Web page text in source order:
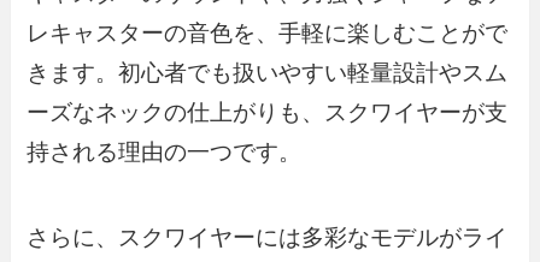
レキャスターの音色を、手軽に楽しむことがで
きます。初心者でも扱いやすい軽量設計やスム
ーズなネックの仕上がりも、スクワイヤーが支
持される理由の一つです。
さらに、スクワイヤーには多彩なモデルがライ